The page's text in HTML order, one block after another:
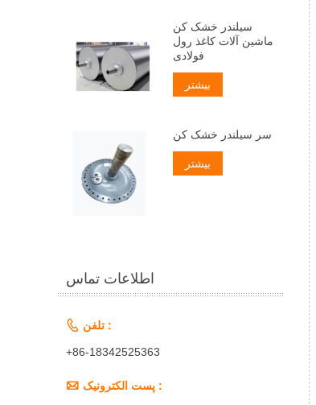
سیلندر خشک کن
ماشین آلات کاغذ رول
فولادی
بیشتر
سر سیلندر خشک کن
بیشتر
اطلاعات تماس
 تلفن :
+86-18342525363
 پست الکترونیک :